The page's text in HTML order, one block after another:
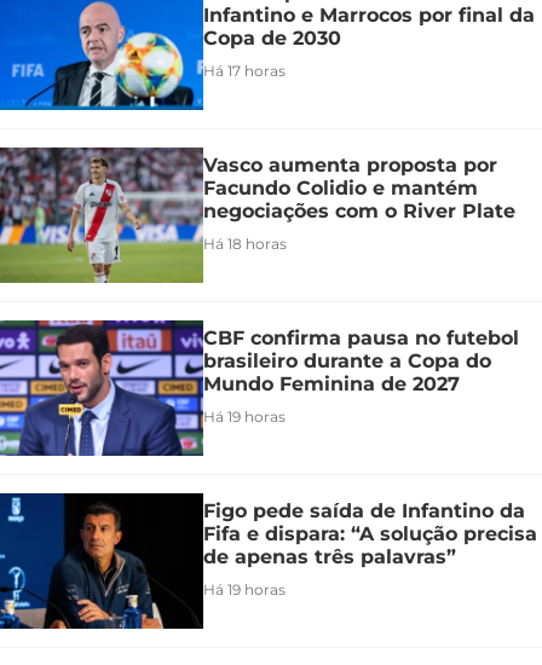
Infantino e Marrocos por final da
Copa de 2030
Há 17 horas
Vasco aumenta proposta por
Facundo Colidio e mantém
negociações com o River Plate
Há 18 horas
CBF confirma pausa no futebol
brasileiro durante a Copa do
Mundo Feminina de 2027
Há 19 horas
Figo pede saída de Infantino da
Fifa e dispara: “A solução precisa
de apenas três palavras”
Há 19 horas